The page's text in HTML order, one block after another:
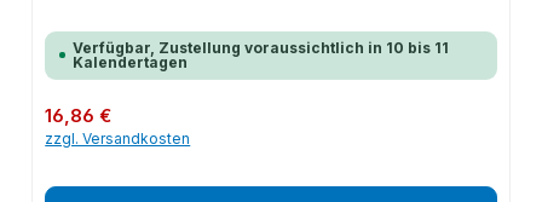
Verfügbar, Zustellung voraussichtlich in 10 bis 11
Kalendertagen
Regulärer Preis:
16,86 €
zzgl. Versandkosten